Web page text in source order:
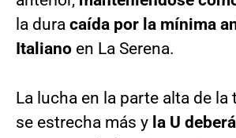
la dura caída por la mínima
Italiano en La Serena.
La lucha en la parte alta de la
se estrecha más y la U